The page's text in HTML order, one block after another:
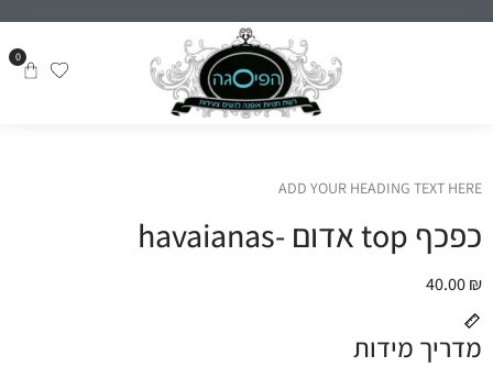
0
ADD YOUR HEADING TEXT HERE
כפכף top אדום -havaianas
40.00₪
מדריך מידות